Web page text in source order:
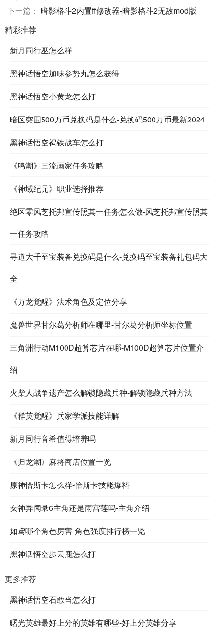
下一篇： 暗影格斗2内置ff修改器-暗影格斗2无敌mod版
精彩推荐
新月同行巫怎么样
黑神话悟空加味参势丸怎么获得
黑神话悟空小黄龙怎么打
暗区突围500万币兑换码是什么-兑换码500万币最新2024
黑神话悟空褐铁战车怎么打
《鸣潮》三流画家任务攻略
《神域纪元》职业选择推荐
绝区零风芝托邦宣传照其一任务怎么做-风芝托邦宣传照其
一任务攻略
寻道大千至宝装备兑换码是什么-兑换码至宝装备礼包码大
全
《万龙觉醒》法术角色及定位分享
魔兽世界甘尔葛分析师在哪里-甘尔葛分析师坐标位置
三角洲行动M100D超算芯片在哪-M100D超算芯片位置介
绍
火柴人战争遗产怎么解锁隐藏兵种-解锁隐藏兵种方法
《群英觉醒》兵家学派技能详解
新月同行音希值得培养吗
《归龙潮》麻将商店位置一览
原神恰斯卡怎么样-恰斯卡技能爆料
女神异闻录6主角还是雨宫莲吗-主角介绍
如鸢哪个角色厉害-角色强度排行榜一览
黑神话悟空步云鹿怎么打
更多推荐
黑神话悟空石敢当怎么打
曙光英雄最好上分的英雄有哪些-好上分英雄分享